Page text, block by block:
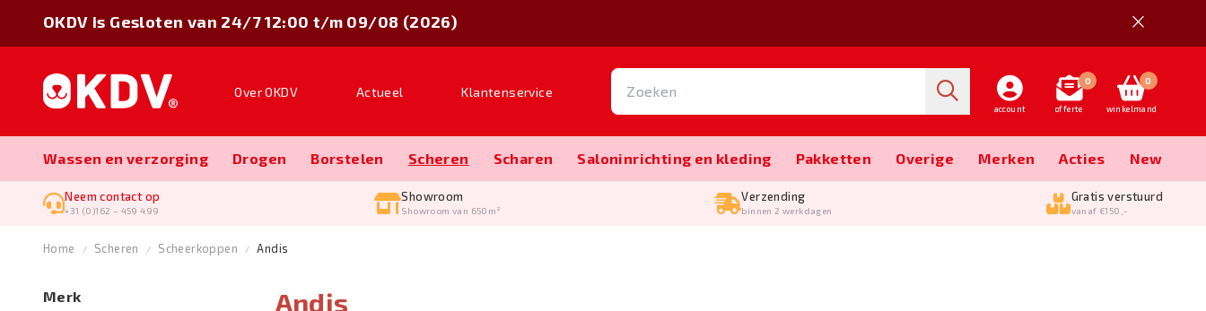
Over OKDV Actueel Klantenservice
account
0
offerte
0
winkelmand
Wassen en verzorging Drogen Borstelen Scheren Scharen Salon­inrichting en kleding Pakketten Overige Merken Acties New
Neem contact op
+31 (0)162 – 459 499
Showroom
Showroom van 650m²
Verzending
binnen 2 werkdagen
Gratis verstuurd
vanaf €150,-
OKDV is Gesloten van 24/7 12:00 t/m 09/08 (2026)
Home Scheren Scheerkoppen Andis
Merk
Andis